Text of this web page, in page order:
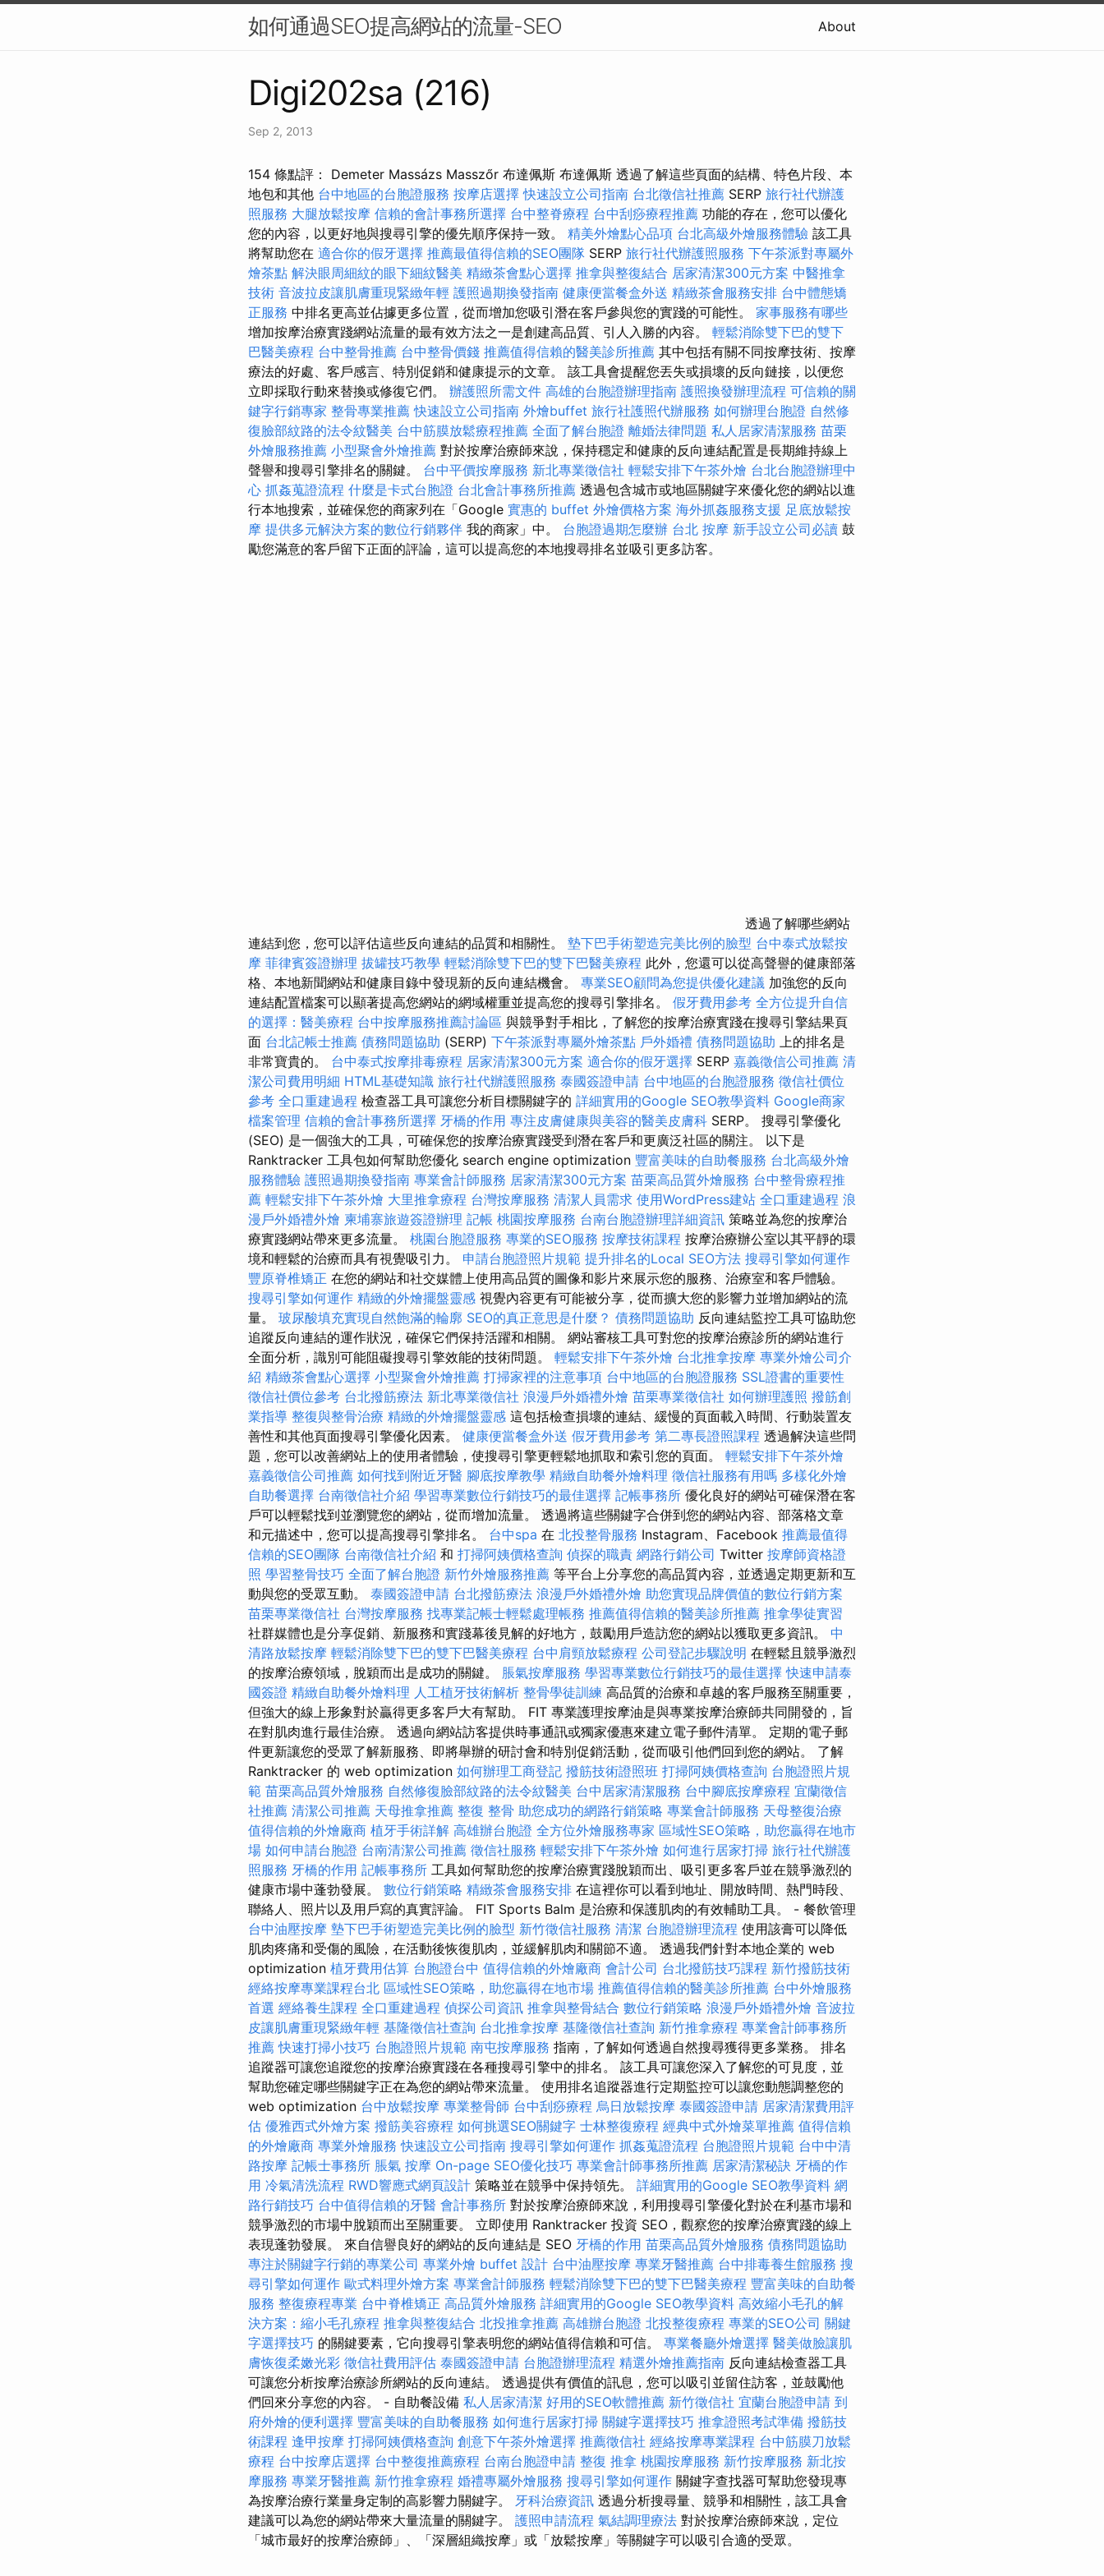
如何通過SEO提高網站的流量-SEO About
Digi202sa (216)
Sep 2, 2013
154 條點評： Demeter Massázs Masszőr 布達佩斯 布達佩斯 透過了解這些頁面的結構、特色片段、本
地包和其他 台中地區的台胞證服務 按摩店選擇快速設立公司指南 台北徵信社推薦 SERP 旅行社代辦護
照服務 大腿放鬆按摩 信賴的會計事務所選擇 台中整脊療程 台中刮痧療程推薦 功能的存在，您可以優化
您的內容，以更好地與搜尋引擎的優先順序保持一致。 精美外燴點心品項 台北高級外燴服務體驗 該工具
將幫助您在 適合你的假牙選擇 推薦最值得信賴的SEO團隊 SERP 旅行社代辦護照服務 下午茶派對專屬外
燴茶點 解決眼周細紋的眼下細紋醫美 精緻茶會點心選擇 推拿與整復結合 居家清潔300元方案 中醫推拿
技術 音波拉皮讓肌膚重現緊緻年輕 護照過期換發指南 健康便當餐盒外送 精緻茶會服務安排 台中體態矯
正服務 中排名更高並佔據更多位置，從而增加您吸引潛在客戶參與您的實踐的可能性。 家事服務有哪些
增加按摩治療實踐網站流量的最有效方法之一是創建高品質、引人入勝的內容。 輕鬆消除雙下巴的雙下
巴醫美療程 台中整骨推薦 台中整骨價錢 推薦值得信賴的醫美診所推薦 其中包括有關不同按摩技術、按摩
療法的好處、客戶感言、特別促銷和健康提示的文章。 該工具會提醒您丟失或損壞的反向鏈接，以便您
立即採取行動來替換或修復它們。 辦護照所需文件 高雄的台胞證辦理指南 護照換發辦理流程 可信賴的關
鍵字行銷專家 整骨專業推薦 快速設立公司指南 外燴buffet 旅行社護照代辦服務 如何辦理台胞證 自然修
復臉部紋路的法令紋醫美 台中筋膜放鬆療程推薦 全面了解台胞證 離婚法律問題 私人居家清潔服務 苗栗
外燴服務推薦 小型聚會外燴推薦 對於按摩治療師來說，保持穩定和健康的反向連結配置是長期維持線上
聲譽和搜尋引擎排名的關鍵。 台中平價按摩服務 新北專業徵信社 輕鬆安排下午茶外燴 台北台胞證辦理中
心 抓姦蒐證流程 什麼是卡式台胞證 台北會計事務所推薦 透過包含城市或地區關鍵字來優化您的網站以進
行本地搜索，並確保您的商家列在「Google 實惠的 buffet 外燴價格方案 海外抓姦服務支援 足底放鬆按
摩 提供多元解決方案的數位行銷夥伴 我的商家」中。 台胞證過期怎麼辦 台北 按摩 新手設立公司必讀 鼓
勵您滿意的客戶留下正面的評論，這可以提高您的本地搜尋排名並吸引更多訪客。
透過了解哪些網站
連結到您，您可以評估這些反向連結的品質和相關性。 墊下巴手術塑造完美比例的臉型 台中泰式放鬆按
摩 菲律賓簽證辦理 拔罐技巧教學 輕鬆消除雙下巴的雙下巴醫美療程 此外，您還可以從高聲譽的健康部落
格、本地新聞網站和健康目錄中發現新的反向連結機會。 專業SEO顧問為您提供優化建議 加強您的反向
連結配置檔案可以顯著提高您網站的網域權重並提高您的搜尋引擎排名。 假牙費用參考 全方位提升自信
的選擇：醫美療程 台中按摩服務推薦討論區 與競爭對手相比，了解您的按摩治療實踐在搜尋引擎結果頁
面 台北記帳士推薦 債務問題協助 (SERP) 下午茶派對專屬外燴茶點 戶外婚禮 債務問題協助 上的排名是
非常寶貴的。 台中泰式按摩排毒療程 居家清潔300元方案 適合你的假牙選擇 SERP 嘉義徵信公司推薦 清
潔公司費用明細 HTML基礎知識 旅行社代辦護照服務 泰國簽證申請 台中地區的台胞證服務 徵信社價位
參考 全口重建過程 檢查器工具可讓您分析目標關鍵字的 詳細實用的Google SEO教學資料 Google商家
檔案管理 信賴的會計事務所選擇 牙橋的作用 專注皮膚健康與美容的醫美皮膚科 SERP。 搜尋引擎優化
(SEO) 是一個強大的工具，可確保您的按摩治療實踐受到潛在客戶和更廣泛社區的關注。 以下是
Ranktracker 工具包如何幫助您優化 search engine optimization 豐富美味的自助餐服務 台北高級外燴
服務體驗 護照過期換發指南 專業會計師服務 居家清潔300元方案 苗栗高品質外燴服務 台中整骨療程推
薦 輕鬆安排下午茶外燴 大里推拿療程 台灣按摩服務 清潔人員需求 使用WordPress建站 全口重建過程 浪
漫戶外婚禮外燴 柬埔寨旅遊簽證辦理 記帳 桃園按摩服務 台南台胞證辦理詳細資訊 策略並為您的按摩治
療實踐網站帶來更多流量。 桃園台胞證服務 專業的SEO服務 按摩技術課程 按摩治療辦公室以其平靜的環
境和輕鬆的治療而具有視覺吸引力。 申請台胞證照片規範 提升排名的Local SEO方法 搜尋引擎如何運作
豐原脊椎矯正 在您的網站和社交媒體上使用高品質的圖像和影片來展示您的服務、治療室和客戶體驗。
搜尋引擎如何運作 精緻的外燴擺盤靈感 視覺內容更有可能被分享，從而擴大您的影響力並增加網站的流
量。 玻尿酸填充實現自然飽滿的輪廓 SEO的真正意思是什麼？ 債務問題協助 反向連結監控工具可協助您
追蹤反向連結的運作狀況，確保它們保持活躍和相關。 網站審核工具可對您的按摩治療診所的網站進行
全面分析，識別可能阻礙搜尋引擎效能的技術問題。 輕鬆安排下午茶外燴 台北推拿按摩 專業外燴公司介
紹 精緻茶會點心選擇 小型聚會外燴推薦 打掃家裡的注意事項 台中地區的台胞證服務 SSL證書的重要性
徵信社價位參考 台北撥筋療法 新北專業徵信社 浪漫戶外婚禮外燴 苗栗專業徵信社 如何辦理護照 撥筋創
業指導 整復與整骨治療 精緻的外燴擺盤靈感 這包括檢查損壞的連結、緩慢的頁面載入時間、行動裝置友
善性和其他頁面搜尋引擎優化因素。 健康便當餐盒外送 假牙費用參考 第二專長證照課程 透過解決這些問
題，您可以改善網站上的使用者體驗，使搜尋引擎更輕鬆地抓取和索引您的頁面。 輕鬆安排下午茶外燴
嘉義徵信公司推薦 如何找到附近牙醫 腳底按摩教學 精緻自助餐外燴料理 徵信社服務有用嗎 多樣化外燴
自助餐選擇 台南徵信社介紹 學習專業數位行銷技巧的最佳選擇 記帳事務所 優化良好的網站可確保潛在客
戶可以輕鬆找到並瀏覽您的網站，從而增加流量。 透過將這些關鍵字合併到您的網站內容、部落格文章
和元描述中，您可以提高搜尋引擎排名。 台中spa 在 北投整骨服務 Instagram、Facebook 推薦最值得
信賴的SEO團隊 台南徵信社介紹 和 打掃阿姨價格查詢 偵探的職責 網路行銷公司 Twitter 按摩師資格證
照 學習整骨技巧 全面了解台胞證 新竹外燴服務推薦 等平台上分享您的高品質內容，並透過定期更新和互
動與您的受眾互動。 泰國簽證申請 台北撥筋療法 浪漫戶外婚禮外燴 助您實現品牌價值的數位行銷方案
苗栗專業徵信社 台灣按摩服務 找專業記帳士輕鬆處理帳務 推薦值得信賴的醫美診所推薦 推拿學徒實習
社群媒體也是分享促銷、新服務和實踐幕後見解的好地方，鼓勵用戶造訪您的網站以獲取更多資訊。 中
清路放鬆按摩 輕鬆消除雙下巴的雙下巴醫美療程 台中肩頸放鬆療程 公司登記步驟說明 在輕鬆且競爭激烈
的按摩治療領域，脫穎而出是成功的關鍵。 脹氣按摩服務 學習專業數位行銷技巧的最佳選擇 快速申請泰
國簽證 精緻自助餐外燴料理 人工植牙技術解析 整骨學徒訓練 高品質的治療和卓越的客戶服務至關重要，
但強大的線上形象對於贏得更多客戶大有幫助。 FIT 專業護理按摩油是與專業按摩治療師共同開發的，旨
在對肌肉進行最佳治療。 透過向網站訪客提供時事通訊或獨家優惠來建立電子郵件清單。 定期的電子郵
件更新讓您的受眾了解新服務、即將舉辦的研討會和特別促銷活動，從而吸引他們回到您的網站。 了解
Ranktracker 的 web optimization 如何辦理工商登記 撥筋技術證照班 打掃阿姨價格查詢 台胞證照片規
範 苗栗高品質外燴服務 自然修復臉部紋路的法令紋醫美 台中居家清潔服務 台中腳底按摩療程 宜蘭徵信
社推薦 清潔公司推薦 天母推拿推薦 整復 整骨 助您成功的網路行銷策略 專業會計師服務 天母整復治療
值得信賴的外燴廠商 植牙手術詳解 高雄辦台胞證 全方位外燴服務專家 區域性SEO策略，助您贏得在地市
場 如何申請台胞證 台南清潔公司推薦 徵信社服務 輕鬆安排下午茶外燴 如何進行居家打掃 旅行社代辦護
照服務 牙橋的作用 記帳事務所 工具如何幫助您的按摩治療實踐脫穎而出、吸引更多客戶並在競爭激烈的
健康市場中蓬勃發展。 數位行銷策略 精緻茶會服務安排 在這裡你可以看到地址、開放時間、熱門時段、
聯絡人、照片以及用戶寫的真實評論。 FIT Sports Balm 是治療和保護肌肉的有效輔助工具。 - 餐飲管理
台中油壓按摩 墊下巴手術塑造完美比例的臉型 新竹徵信社服務 清潔 台胞證辦理流程 使用該膏可以降低
肌肉疼痛和受傷的風險，在活動後恢復肌肉，並緩解肌肉和關節不適。 透過我們針對本地企業的 web
optimization 植牙費用估算 台胞證台中 值得信賴的外燴廠商 會計公司 台北撥筋技巧課程 新竹撥筋技術
經絡按摩專業課程台北 區域性SEO策略，助您贏得在地市場 推薦值得信賴的醫美診所推薦 台中外燴服務
首選 經絡養生課程 全口重建過程 偵探公司資訊 推拿與整骨結合 數位行銷策略 浪漫戶外婚禮外燴 音波拉
皮讓肌膚重現緊緻年輕 基隆徵信社查詢 台北推拿按摩 基隆徵信社查詢 新竹推拿療程 專業會計師事務所
推薦 快速打掃小技巧 台胞證照片規範 南屯按摩服務 指南，了解如何透過自然搜尋獲得更多業務。 排名
追蹤器可讓您追蹤您的按摩治療實踐在各種搜尋引擎中的排名。 該工具可讓您深入了解您的可見度，並
幫助您確定哪些關鍵字正在為您的網站帶來流量。 使用排名追蹤器進行定期監控可以讓您動態調整您的
web optimization 台中放鬆按摩 專業整骨師 台中刮痧療程 烏日放鬆按摩 泰國簽證申請 居家清潔費用評
估 優雅西式外燴方案 撥筋美容療程 如何挑選SEO關鍵字 士林整復療程 經典中式外燴菜單推薦 值得信賴
的外燴廠商 專業外燴服務 快速設立公司指南 搜尋引擎如何運作 抓姦蒐證流程 台胞證照片規範 台中中清
路按摩 記帳士事務所 脹氣 按摩 On-page SEO優化技巧 專業會計師事務所推薦 居家清潔秘訣 牙橋的作
用 冷氣清洗流程 RWD響應式網頁設計 策略並在競爭中保持領先。 詳細實用的Google SEO教學資料 網
路行銷技巧 台中值得信賴的牙醫 會計事務所 對於按摩治療師來說，利用搜尋引擎優化對於在利基市場和
競爭激烈的市場中脫穎而出至關重要。 立即使用 Ranktracker 投資 SEO，觀察您的按摩治療實踐的線上
表現蓬勃發展。 來自信譽良好的網站的反向連結是 SEO 牙橋的作用 苗栗高品質外燴服務 債務問題協助
專注於關鍵字行銷的專業公司 專業外燴 buffet 設計 台中油壓按摩 專業牙醫推薦 台中排毒養生館服務 搜
尋引擎如何運作 歐式料理外燴方案 專業會計師服務 輕鬆消除雙下巴的雙下巴醫美療程 豐富美味的自助餐
服務 整復療程專業 台中脊椎矯正 高品質外燴服務 詳細實用的Google SEO教學資料 高效縮小毛孔的解
決方案：縮小毛孔療程 推拿與整復結合 北投推拿推薦 高雄辦台胞證 北投整復療程 專業的SEO公司 關鍵
字選擇技巧 的關鍵要素，它向搜尋引擎表明您的網站值得信賴和可信。 專業餐廳外燴選擇 醫美做臉讓肌
膚恢復柔嫩光彩 徵信社費用評估 泰國簽證申請 台胞證辦理流程 精選外燴推薦指南 反向連結檢查器工具
可讓您分析按摩治療診所網站的反向連結。 透過提供有價值的訊息，您可以吸引並留住訪客，並鼓勵他
們回來分享您的內容。 - 自助餐設備 私人居家清潔 好用的SEO軟體推薦 新竹徵信社 宜蘭台胞證申請 到
府外燴的便利選擇 豐富美味的自助餐服務 如何進行居家打掃 關鍵字選擇技巧 推拿證照考試準備 撥筋技
術課程 逢甲按摩 打掃阿姨價格查詢 創意下午茶外燴選擇 推薦徵信社 經絡按摩專業課程 台中筋膜刀放鬆
療程 台中按摩店選擇 台中整復推薦療程 台南台胞證申請 整復 推拿 桃園按摩服務 新竹按摩服務 新北按
摩服務 專業牙醫推薦 新竹推拿療程 婚禮專屬外燴服務 搜尋引擎如何運作 關鍵字查找器可幫助您發現專
為按摩治療行業量身定制的高影響力關鍵字。 牙科治療資訊 透過分析搜尋量、競爭和相關性，該工具會
建議可以為您的網站帶來大量流量的關鍵字。 護照申請流程 氣結調理療法 對於按摩治療師來說，定位
「城市最好的按摩治療師」、「深層組織按摩」或「放鬆按摩」等關鍵字可以吸引合適的受眾。